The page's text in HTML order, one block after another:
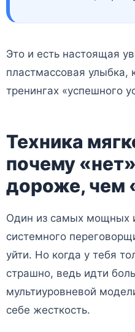
Это и есть настоящая
пластмассовая улыбка,
тренингах «успешного
Техника
почему
дороже, чем
Один из самых мощных
системного
уйти. Но когда у тебя
страшно, ведь идти
мультиуровневой
себе жесткость.